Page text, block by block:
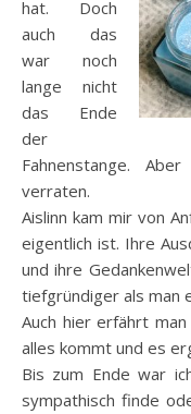
hat. Doch
auch das
war noch
lange nicht
das Ende
der
Fahnenstange.
verraten.
Aislinn kam mir von
eigentlich ist. Ihre
und ihre
tiefgründiger als man
Auch hier erfährt
alles kommt und es
Bis zum Ende war
sympathisch finde